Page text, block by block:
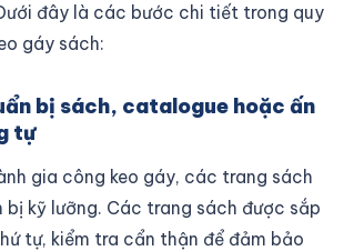
đây là các bước chi tiết trong quy
gáy sách:
bị sách, catalogue hoặc ấn
tự
gia công keo gáy, các trang sách
bị kỹ lưỡng. Các trang sách được sắp
tự, kiểm tra cẩn thận để đảm bảo